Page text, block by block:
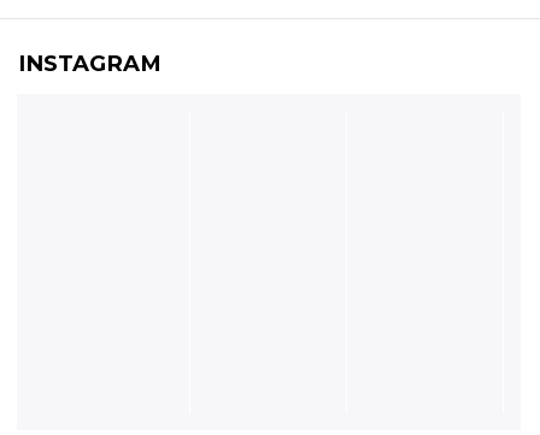
INSTAGRAM